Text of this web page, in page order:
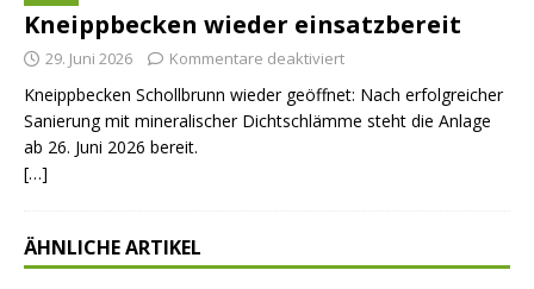
Kneippbecken wieder einsatzbereit
29. Juni 2026 Kommentare deaktiviert
Kneippbecken Schollbrunn wieder geöffnet: Nach erfolgreicher
Sanierung mit mineralischer Dichtschlämme steht die Anlage
ab 26. Juni 2026 bereit.
[…]
ÄHNLICHE ARTIKEL